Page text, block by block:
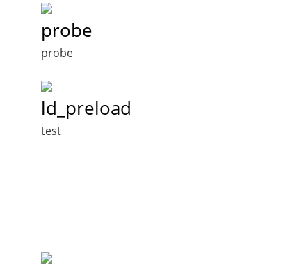
probe
probe
ld_preload
test